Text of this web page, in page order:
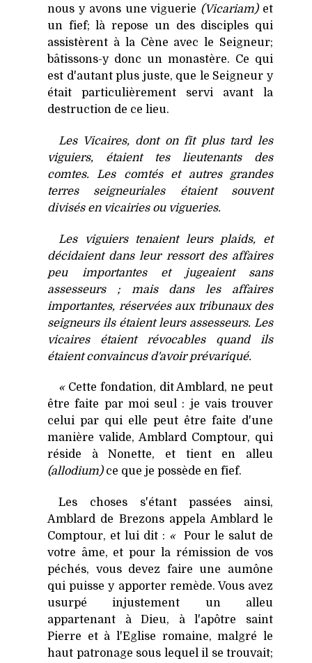
nous y avons une viguerie (Vicariam)et
un fief; là repose un des disciples qui
assistèrent à la Cène avec le Seigneur;
bâtissons-y donc un monastère. Ce qui
est d'autant plus juste, que le Seigneur y
était particulièrement servi avant la
destruction de ce lieu.
Les Vicaires, dont on fit plus tard les
viguiers, étaient tes lieutenants des
comtes. Les comtés et autres grandes
terres seigneuriales étaient souvent
divisés en vicairies ou vigueries.
Les viguiers tenaient leurs plaids, et
décidaient dans leur ressort des affaires
peu importantes et jugeaient sans
assesseurs ; mais dans les affaires
importantes, réservées aux tribunaux des
seigneurs ils étaient leurs assesseurs. Les
vicaires étaient révocables quand ils
étaient convaincus d'avoir prévariqué.
« Cette fondation, dit Amblard, ne peut
être faite par moi seul : je vais trouver
celui par qui elle peut être faite d'une
manière valide, Amblard Comptour, qui
réside à Nonette, et tient en alleu
(allodium)ce que je possède en fief.
Les choses s'étant passées ainsi,
Amblard de Brezons appela Amblard le
Comptour, et lui dit : «
Pour le salut de
votre âme, et pour la rémission de vos
péchés, vous devez faire une aumône
qui puisse y apporter remède. Vous avez
usurpé injustement un alleu
appartenant à Dieu, à l'apôtre saint
Pierre et à l'Eglise romaine, malgré le
haut patronage sous lequel il se trouvait;